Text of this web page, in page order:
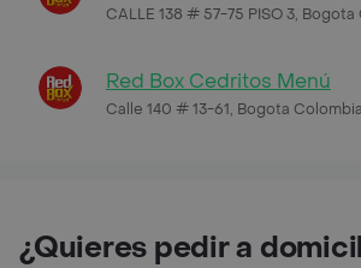
CALLE 138 # 57-75 PISO 3,
Red Box Cedritos Menú
Calle 140 # 13-61, Bogota Colombia
¿Quieres pedir a